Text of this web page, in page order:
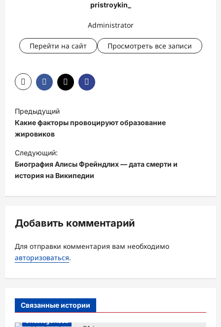
pristroykin_
Administrator
Перейти на сайт Просмотреть все записи
а
в
и
г
а
ц
я
з
а
и
Предыдущий
Какие факторы провоцируют образование
жировиков
Следующий:
Биография Алисы Фрейндлих — дата смерти и
история на Википедии
Добавить комментарий
Для отправки комментария вам необходимо
авторизоваться.
Связанные истории
Uncategorised